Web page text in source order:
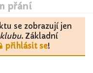
přání
se zobrazují jen
. Základní
přihlásit se!